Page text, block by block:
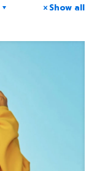
Show all